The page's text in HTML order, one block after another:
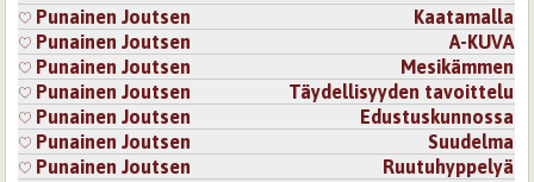
Punainen Joutsen
Kaatamalla
Punainen Joutsen
A-KUVA
Punainen Joutsen
Mesikämmen
Punainen Joutsen
Täydellisyyden tavoittelu
Punainen Joutsen
Edustuskunnossa
Punainen Joutsen
Suudelma
Punainen Joutsen
Ruutuhyppelyä